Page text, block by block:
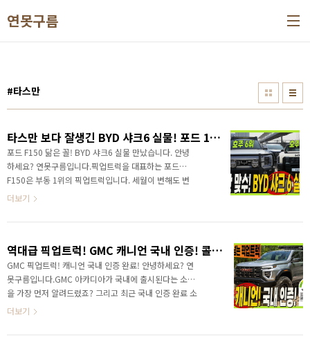
연못구름
#타스만
타스만 보다 잘생긴 BYD 샤크6 실물! 포드 150 부럽지 않네! #픽업트럭 #SHARK6 #PHRV #렉스턴 #콜로라도 #실버라도 #F150
포드 F150 닮은 꼴! BYD 샤크6 실물 만났습니다. 안녕
하세요? 연못구름입니다.픽업트럭을 대표하는 포드
F150은 부동 1위의 픽업트럭입니다. 세월이 변해도 변
하지 않는 사실이죠! 포드 F150과 닮은 꼴 디자인의
하고 올라가고 있습니다. 타스만 보다 잘생긴 BYD 샤크
트럭의 본좌라고 할 수 있는 미국 시장외에도 호주와 같
은 시장은 픽업트럭이 치열하게 경쟁하는 시장인데.. 이
시장에서 기아 타스만 보다도 높은 판매량을 기록한 차
량이 BYD 샤크6입니다. 실제 구매자의 만족도가 예상
픽업트럭에서 중요한 하체도 꼼..
더보기
역대급 픽업트럭! GMC 캐니언 국내 인증! 콜로라도 마저 뛰어넘는다! #CANYON #AT4X #pickuptruck #타스만 #무쏘 #렉스턴스포츠 #dssv
GMC 픽업트럭! 캐니언 국내 인증 완료! 안녕하세요? 연
못구름입니다.GMC 아카디아가 국내에 출시된다는 소식
을 가장 먼저 알려드렸죠? 그리고 최근 국내 인증 완료 소
식을 알려드렸습니다. 이번에는 GMC 캐니언이 국내 인
레 콜로라도와 상품성에 겹치잖아요? 그런데 왜? GMC
더보기